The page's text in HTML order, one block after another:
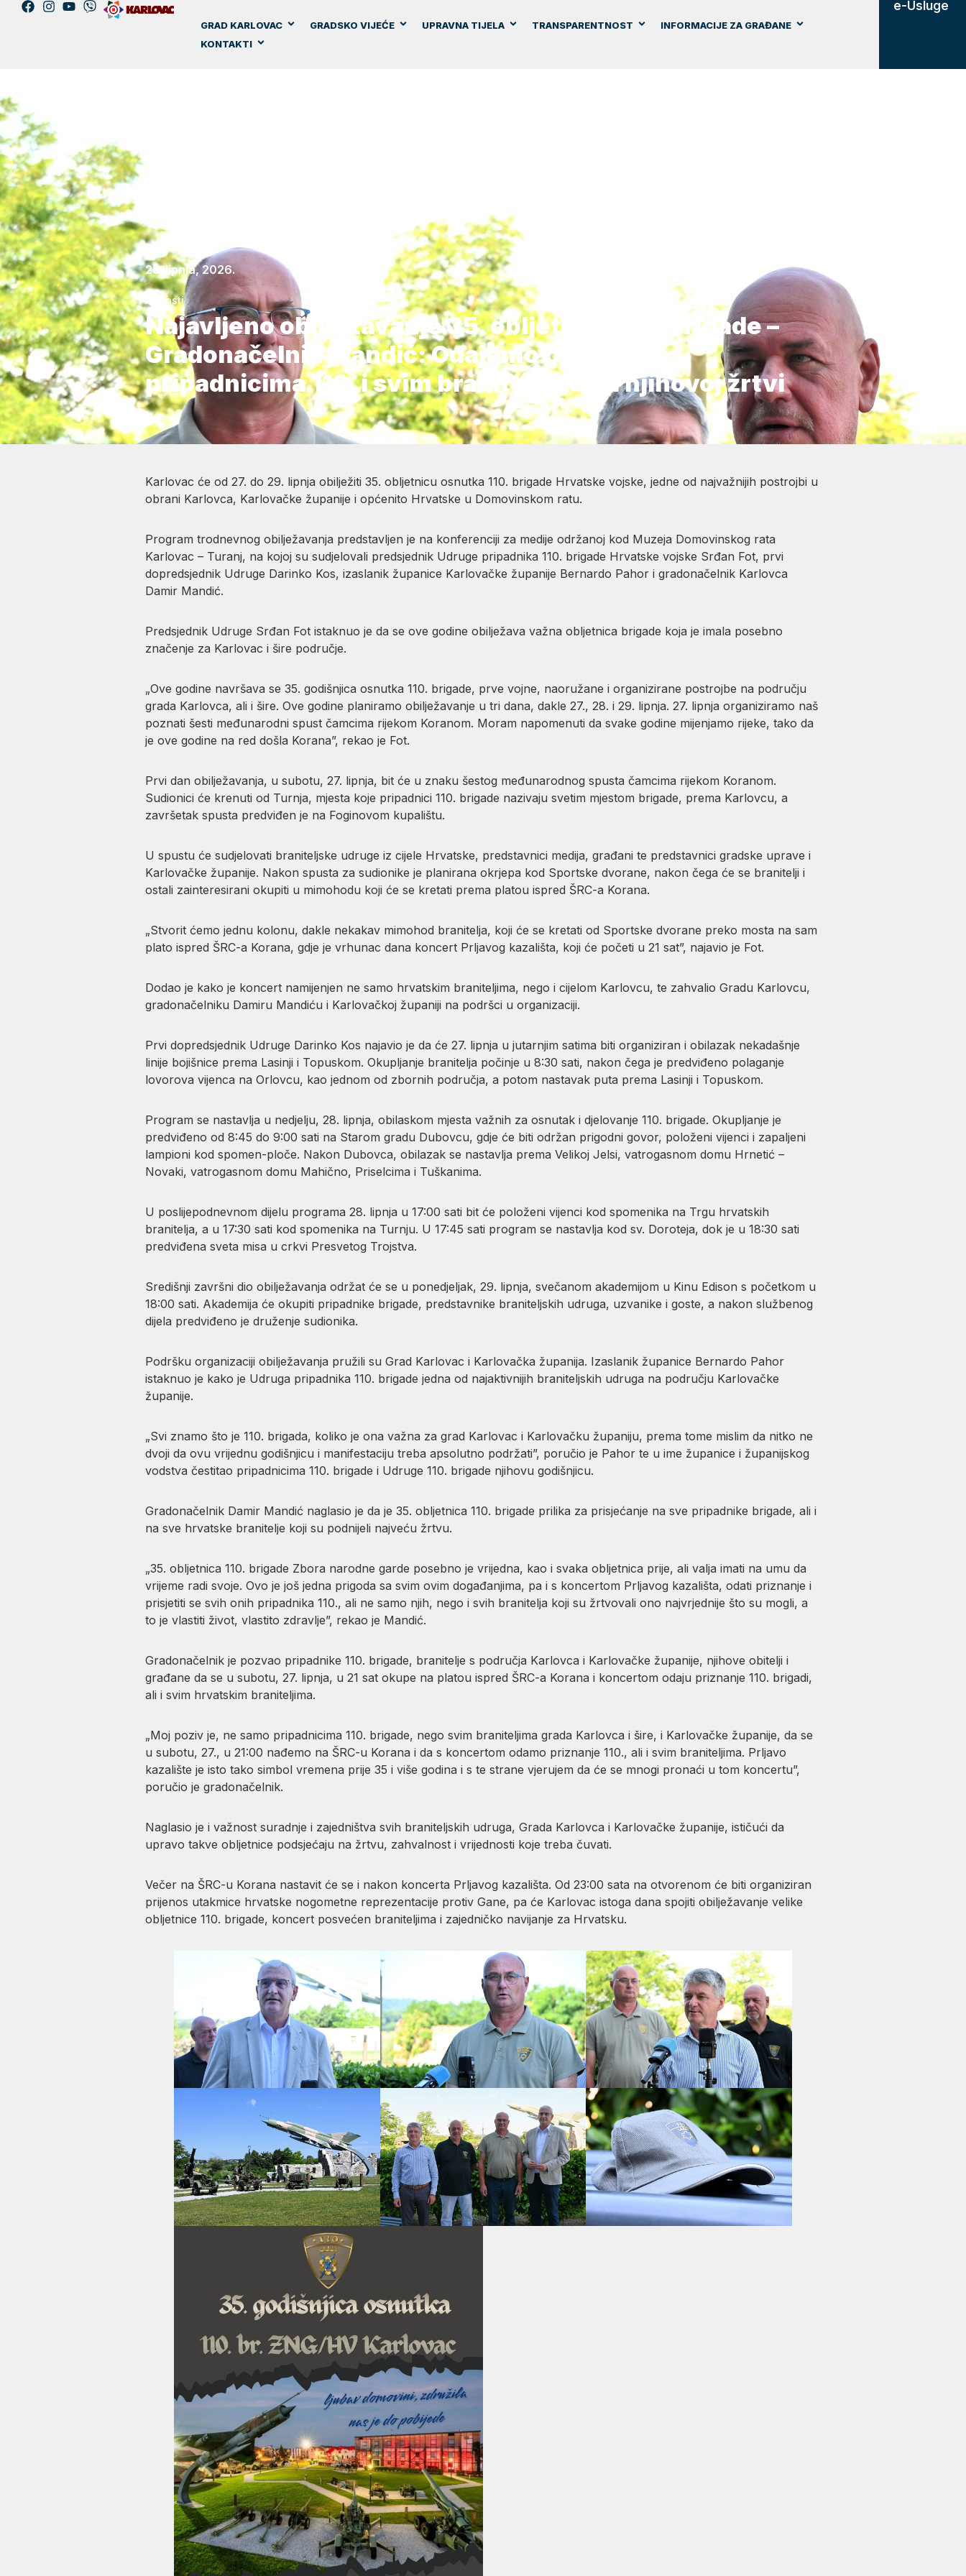
GRAD KARLOVAC GRADSKO VIJEĆE UPRAVNA TIJELA TRANSPARENTNOST
INFORMACIJE ZA GRAĐANE
KONTAKTI
e-Usluge
25. lipnja, 2026.
Novosti
Najavljeno obilježavanje 35. obljetnice 110. brigade –
Gradonačelnik Mandić: Odajemo priznanje
pripadnicima 110. i svim braniteljima na njihovoj žrtvi
Karlovac će od 27. do 29. lipnja obilježiti 35. obljetnicu osnutka 110. brigade Hrvatske vojske, jedne od najvažnijih postrojbi u
obrani Karlovca, Karlovačke županije i općenito Hrvatske u Domovinskom ratu.
Program trodnevnog obilježavanja predstavljen je na konferenciji za medije održanoj kod Muzeja Domovinskog rata
Karlovac – Turanj, na kojoj su sudjelovali predsjednik Udruge pripadnika 110. brigade Hrvatske vojske Srđan Fot, prvi
dopredsjednik Udruge Darinko Kos, izaslanik županice Karlovačke županije Bernardo Pahor i gradonačelnik Karlovca
Damir Mandić.
Predsjednik Udruge Srđan Fot istaknuo je da se ove godine obilježava važna obljetnica brigade koja je imala posebno
značenje za Karlovac i šire područje.
„Ove godine navršava se 35. godišnjica osnutka 110. brigade, prve vojne, naoružane i organizirane postrojbe na području
grada Karlovca, ali i šire. Ove godine planiramo obilježavanje u tri dana, dakle 27., 28. i 29. lipnja. 27. lipnja organiziramo naš
poznati šesti međunarodni spust čamcima rijekom Koranom. Moram napomenuti da svake godine mijenjamo rijeke, tako da
je ove godine na red došla Korana”, rekao je Fot.
Prvi dan obilježavanja, u subotu, 27. lipnja, bit će u znaku šestog međunarodnog spusta čamcima rijekom Koranom.
Sudionici će krenuti od Turnja, mjesta koje pripadnici 110. brigade nazivaju svetim mjestom brigade, prema Karlovcu, a
završetak spusta predviđen je na Foginovom kupalištu.
U spustu će sudjelovati braniteljske udruge iz cijele Hrvatske, predstavnici medija, građani te predstavnici gradske uprave i
Karlovačke županije. Nakon spusta za sudionike je planirana okrjepa kod Sportske dvorane, nakon čega će se branitelji i
ostali zainteresirani okupiti u mimohodu koji će se kretati prema platou ispred ŠRC-a Korana.
„Stvorit ćemo jednu kolonu, dakle nekakav mimohod branitelja, koji će se kretati od Sportske dvorane preko mosta na sam
plato ispred ŠRC-a Korana, gdje je vrhunac dana koncert Prljavog kazališta, koji će početi u 21 sat”, najavio je Fot.
Dodao je kako je koncert namijenjen ne samo hrvatskim braniteljima, nego i cijelom Karlovcu, te zahvalio Gradu Karlovcu,
gradonačelniku Damiru Mandiću i Karlovačkoj županiji na podršci u organizaciji.
Prvi dopredsjednik Udruge Darinko Kos najavio je da će 27. lipnja u jutarnjim satima biti organiziran i obilazak nekadašnje
linije bojišnice prema Lasinji i Topuskom. Okupljanje branitelja počinje u 8:30 sati, nakon čega je predviđeno polaganje
lovorova vijenca na Orlovcu, kao jednom od zbornih područja, a potom nastavak puta prema Lasinji i Topuskom.
Program se nastavlja u nedjelju, 28. lipnja, obilaskom mjesta važnih za osnutak i djelovanje 110. brigade. Okupljanje je
predviđeno od 8:45 do 9:00 sati na Starom gradu Dubovcu, gdje će biti održan prigodni govor, položeni vijenci i zapaljeni
lampioni kod spomen-ploče. Nakon Dubovca, obilazak se nastavlja prema Velikoj Jelsi, vatrogasnom domu Hrnetić –
Novaki, vatrogasnom domu Mahično, Priselcima i Tuškanima.
U poslijepodnevnom dijelu programa 28. lipnja u 17:00 sati bit će položeni vijenci kod spomenika na Trgu hrvatskih
branitelja, a u 17:30 sati kod spomenika na Turnju. U 17:45 sati program se nastavlja kod sv. Doroteja, dok je u 18:30 sati
predviđena sveta misa u crkvi Presvetog Trojstva.
Središnji završni dio obilježavanja održat će se u ponedjeljak, 29. lipnja, svečanom akademijom u Kinu Edison s početkom u
18:00 sati. Akademija će okupiti pripadnike brigade, predstavnike braniteljskih udruga, uzvanike i goste, a nakon službenog
dijela predviđeno je druženje sudionika.
Podršku organizaciji obilježavanja pružili su Grad Karlovac i Karlovačka županija. Izaslanik županice Bernardo Pahor
istaknuo je kako je Udruga pripadnika 110. brigade jedna od najaktivnijih braniteljskih udruga na području Karlovačke
županije.
„Svi znamo što je 110. brigada, koliko je ona važna za grad Karlovac i Karlovačku županiju, prema tome mislim da nitko ne
dvoji da ovu vrijednu godišnjicu i manifestaciju treba apsolutno podržati”, poručio je Pahor te u ime županice i županijskog
vodstva čestitao pripadnicima 110. brigade i Udruge 110. brigade njihovu godišnjicu.
Gradonačelnik Damir Mandić naglasio je da je 35. obljetnica 110. brigade prilika za prisjećanje na sve pripadnike brigade, ali i
na sve hrvatske branitelje koji su podnijeli najveću žrtvu.
„35. obljetnica 110. brigade Zbora narodne garde posebno je vrijedna, kao i svaka obljetnica prije, ali valja imati na umu da
vrijeme radi svoje. Ovo je još jedna prigoda sa svim ovim događanjima, pa i s koncertom Prljavog kazališta, odati priznanje i
prisjetiti se svih onih pripadnika 110., ali ne samo njih, nego i svih branitelja koji su žrtvovali ono najvrjednije što su mogli, a
to je vlastiti život, vlastito zdravlje”, rekao je Mandić.
Gradonačelnik je pozvao pripadnike 110. brigade, branitelje s područja Karlovca i Karlovačke županije, njihove obitelji i
građane da se u subotu, 27. lipnja, u 21 sat okupe na platou ispred ŠRC-a Korana i koncertom odaju priznanje 110. brigadi,
ali i svim hrvatskim braniteljima.
„Moj poziv je, ne samo pripadnicima 110. brigade, nego svim braniteljima grada Karlovca i šire, i Karlovačke županije, da se
u subotu, 27., u 21:00 nađemo na ŠRC-u Korana i da s koncertom odamo priznanje 110., ali i svim braniteljima. Prljavo
kazalište je isto tako simbol vremena prije 35 i više godina i s te strane vjerujem da će se mnogi pronaći u tom koncertu”,
poručio je gradonačelnik.
Naglasio je i važnost suradnje i zajedništva svih braniteljskih udruga, Grada Karlovca i Karlovačke županije, ističući da
upravo takve obljetnice podsjećaju na žrtvu, zahvalnost i vrijednosti koje treba čuvati.
Večer na ŠRC-u Korana nastavit će se i nakon koncerta Prljavog kazališta. Od 23:00 sata na otvorenom će biti organiziran
prijenos utakmice hrvatske nogometne reprezentacije protiv Gane, pa će Karlovac istoga dana spojiti obilježavanje velike
obljetnice 110. brigade, koncert posvećen braniteljima i zajedničko navijanje za Hrvatsku.